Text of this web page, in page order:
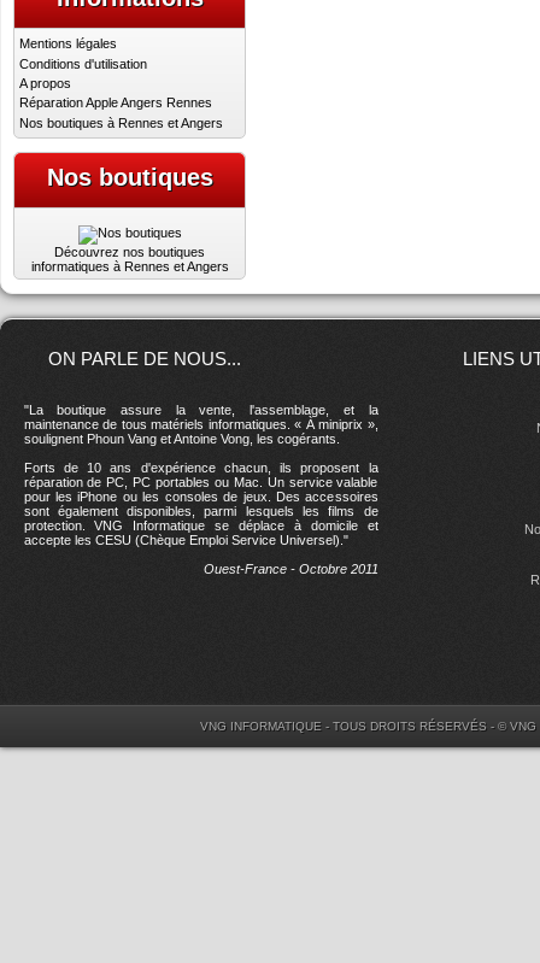
Mentions légales
Conditions d'utilisation
A propos
Réparation Apple Angers Rennes
Nos boutiques à Rennes et Angers
Nos boutiques
Découvrez nos boutiques
informatiques à Rennes et Angers
ON PARLE DE NOUS...
"La boutique assure la vente, l'assemblage, et la
maintenance de tous matériels informatiques. « À miniprix »,
soulignent Phoun Vang et Antoine Vong, les cogérants.
Forts de 10 ans d'expérience chacun, ils proposent la
réparation de PC, PC portables ou Mac. Un service valable
pour les iPhone ou les consoles de jeux. Des accessoires
sont également disponibles, parmi lesquels les films de
protection. VNG Informatique se déplace à domicile et
accepte les CESU (Chèque Emploi Service Universel)."
Ouest-France - Octobre 2011
LIENS
VNG INFORMATIQUE - TOUS DROITS RÉSERVÉS - ©